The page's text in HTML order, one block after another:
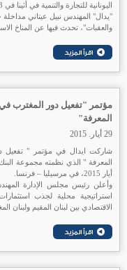
"يدال" المهندس نبيل عيتاني
والعقبات"، تحدث فيها عن المناخ
مؤتمر "تفعيل دور المغترب في
المعرفة"
29 أيار. 2015
شاركت ايدال في مؤتمر " تفعيل
أيار 2015، في مرسيليا – فرنسا.
وأعلن رئيس مجلس الإدارة
استراتيجية محلية لجذب
الاقتصادي بين لبنان المقيم ولبنان